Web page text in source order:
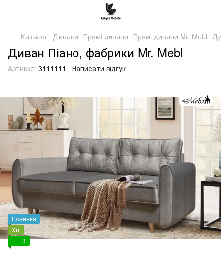
Каталог Дивани Прямі дивани Прямі дивани Mr. Mebl
Диван Піано, фабрики Mr. Mebl
Артикул: 3111111 Написати відгук
Новинка
Хіт
3